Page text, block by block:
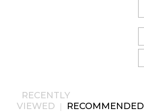
RECENTLY
VIEWED | RECOMMENDED